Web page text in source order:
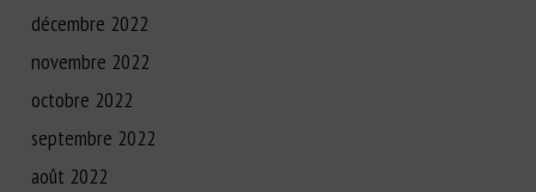
décembre 2022
novembre 2022
octobre 2022
septembre 2022
août 2022